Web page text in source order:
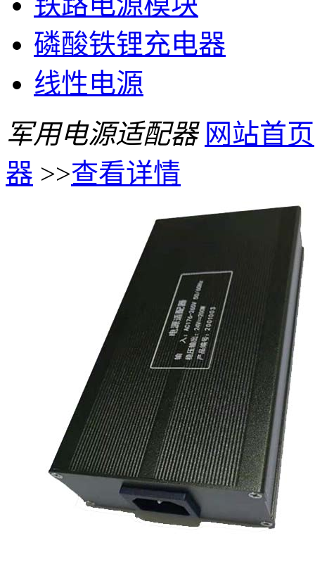
磷酸铁锂充电器
线性电源
军用电源适配器 网站首页
器 >>查看详情